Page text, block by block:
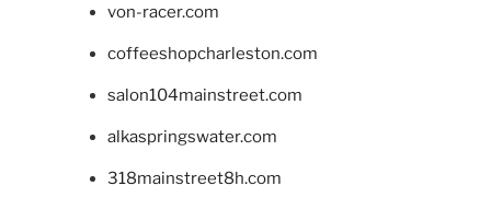
von-racer.com
coffeeshopcharleston.com
salon104mainstreet.com
alkaspringswater.com
318mainstreet8h.com